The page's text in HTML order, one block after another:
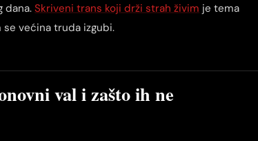
dana.Skriveni trans koji drži strah živim je tema
većina truda izgubi.
val i zašto ih ne